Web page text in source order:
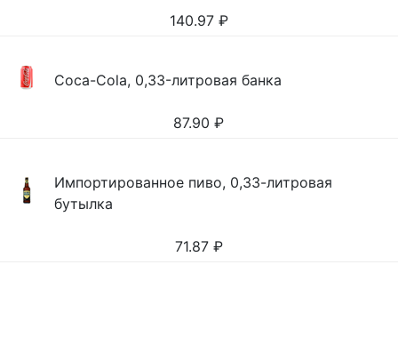
140.97 ₽
Coca-Cola, 0,33-литровая банка
87.90 ₽
Импортированное пиво, 0,33-литровая
бутылка
71.87 ₽